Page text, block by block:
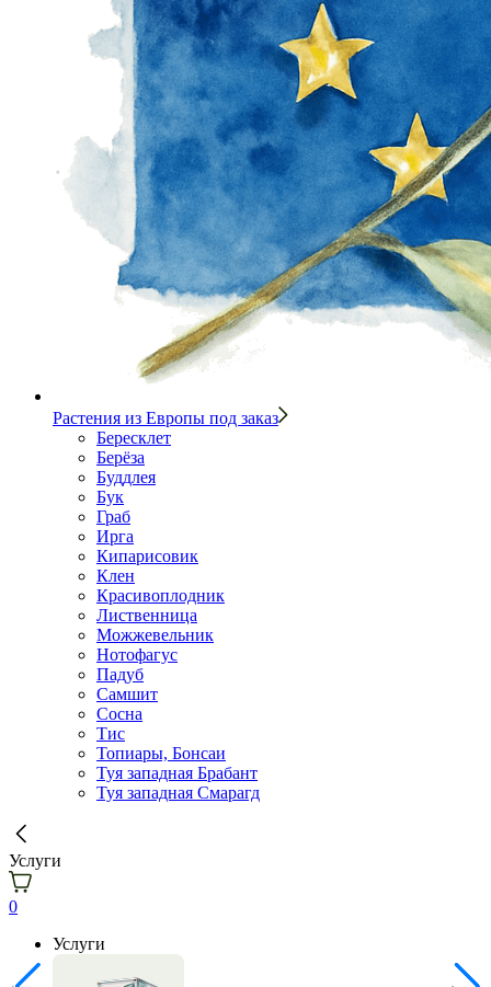
Растения из Европы под заказ
Бересклет
Берёза
Буддлея
Бук
Граб
Ирга
Кипарисовик
Клен
Красивоплодник
Лиственница
Можжевельник
Нотофагус
Падуб
Самшит
Сосна
Тис
Топиары, Бонсаи
Туя западная Брабант
Туя западная Смарагд
Услуги
0
Услуги